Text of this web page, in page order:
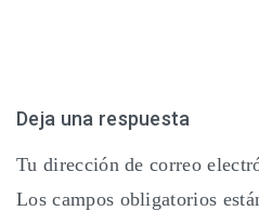
Deja una respuesta
Tu dirección de correo
Los campos obligatorios